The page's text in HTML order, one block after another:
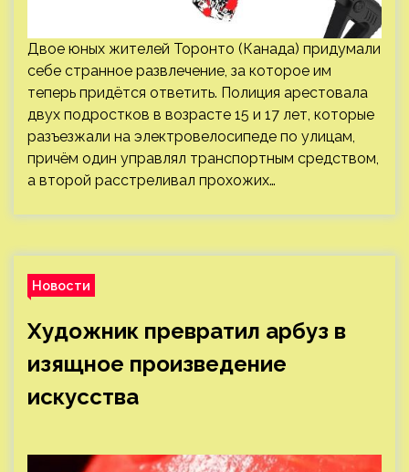
Двое юных жителей Торонто (Канада) придумали
себе странное развлечение, за которое им
теперь придётся ответить. Полиция арестовала
двух подростков в возрасте 15 и 17 лет, которые
разъезжали на электровелосипеде по улицам,
причём один управлял транспортным средством,
а второй расстреливал прохожих…
Новости
Художник превратил арбуз в
изящное произведение
искусства